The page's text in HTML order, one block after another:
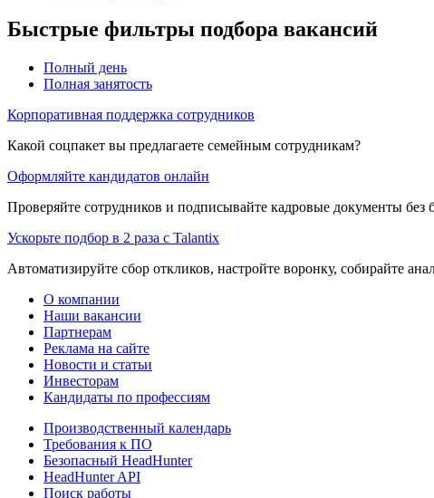
Быстрые фильтры подбора вакансий
Полный день
Полная занятость
Корпоративная поддержка сотрудников
Какой соцпакет вы предлагаете семейным сотрудникам?
Оформляйте кандидатов онлайн
Проверяйте сотрудников и подписывайте кадровые документы без
Ускорьте подбор в 2 раза с Talantix
Автоматизируйте сбор откликов, настройте воронку, собирайте
О компании
Наши вакансии
Партнерам
Реклама на сайте
Новости и статьи
Инвесторам
Кандидаты по профессиям
Производственный календарь
Требования к ПО
Безопасный HeadHunter
HeadHunter API
Поиск работы